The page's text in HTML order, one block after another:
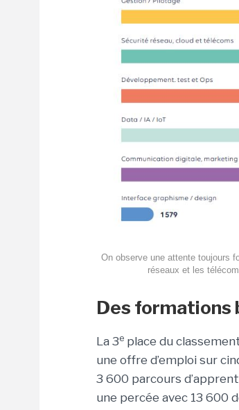
On observe une attente toujours
réseaux et les
Des formations
La 3e place du
une offre d’emploi sur
3 600 parcours
une percée avec 13 600